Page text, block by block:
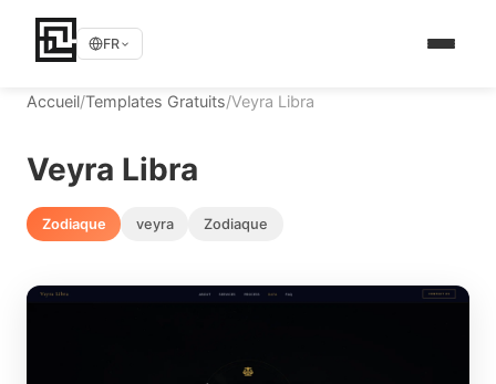
FR
Accueil/Templates Gratuits/Veyra Libra
Veyra Libra
Zodiaque veyra Zodiaque